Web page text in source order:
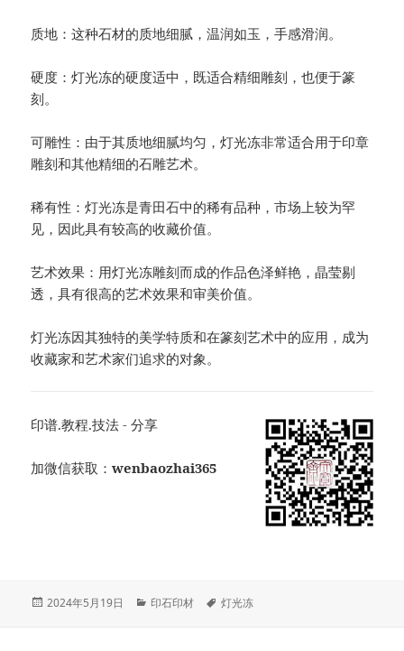
质地：这种石材的质地细腻，温润如玉，手感滑润。
硬度：灯光冻的硬度适中，既适合精细雕刻，也便于篆
刻。
可雕性：由于其质地细腻均匀，灯光冻非常适合用于印章
雕刻和其他精细的石雕艺术。
稀有性：灯光冻是青田石中的稀有品种，市场上较为罕
见，因此具有较高的收藏价值。
艺术效果：用灯光冻雕刻而成的作品色泽鲜艳，晶莹剔
透，具有很高的艺术效果和审美价值。
灯光冻因其独特的美学特质和在篆刻艺术中的应用，成为
收藏家和艺术家们追求的对象。
印谱.教程.技法 - 分享
加微信获取：wenbaozhai365
发
2024年5月19日
分
印石印材
标
灯光冻